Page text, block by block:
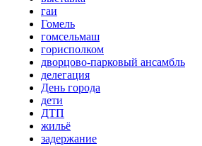
гаи
Гомель
гомсельмаш
горисполком
дворцово-парковый ансамбль
делегация
День города
дети
ДТП
жильё
задержание